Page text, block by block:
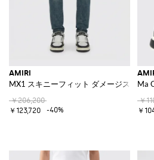
AMIRI
MX1 スキニーフィット ダメージストレ
￥206,200
￥123,720
-40%
Ma
￥
￥